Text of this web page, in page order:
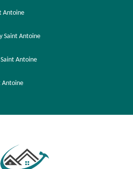
Antoine
Saint Antoine
Antoine
Antoine